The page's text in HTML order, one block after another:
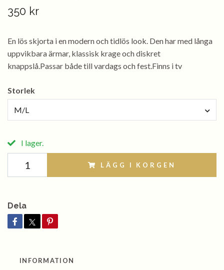
350 kr
En lös skjorta i en modern och tidlös look. Den har med långa
uppvikbara ärmar, klassisk krage och diskret
knappslå.Passar både till vardags och fest.Finns i tv
Storlek
M/L
I lager.
LÄGG I KORGEN
Dela
INFORMATION